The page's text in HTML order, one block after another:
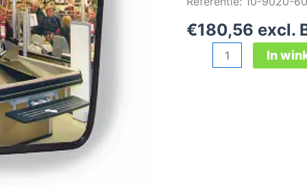
€180,56 excl.
Bewakingsspiegel
60X40CM
In